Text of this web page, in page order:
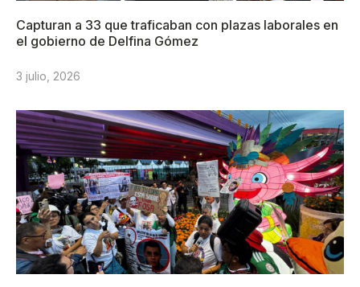
Capturan a 33 que traficaban con plazas laborales en
el gobierno de Delfina Gómez
3 julio, 2026